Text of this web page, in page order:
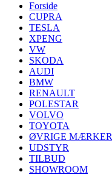
Forside
CUPRA
TESLA
XPENG
VW
SKODA
AUDI
BMW
RENAULT
POLESTAR
VOLVO
TOYOTA
ØVRIGE MÆRKER
UDSTYR
TILBUD
SHOWROOM